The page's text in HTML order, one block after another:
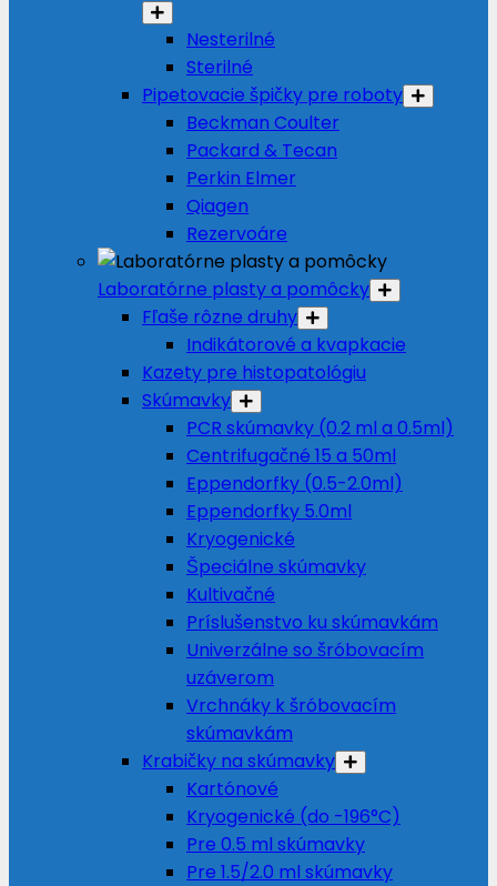
Nesterilné
Sterilné
Pipetovacie špičky pre roboty
Beckman Coulter
Packard & Tecan
Perkin Elmer
Qiagen
Rezervoáre
Laboratórne plasty a pomôcky
Fľaše rôzne druhy
Indikátorové a kvapkacie
Kazety pre histopatológiu
Skúmavky
PCR skúmavky (0.2 ml a 0.5ml)
Centrifugačné 15 a 50ml
Eppendorfky (0.5-2.0ml)
Eppendorfky 5.0ml
Kryogenické
Špeciálne skúmavky
Kultivačné
Príslušenstvo ku skúmavkám
Univerzálne so šróbovacím
uzáverom
Vrchnáky k šróbovacím
skúmavkám
Krabičky na skúmavky
Kartónové
Kryogenické (do -196°C)
Pre 0.5 ml skúmavky
Pre 1.5/2.0 ml skúmavky